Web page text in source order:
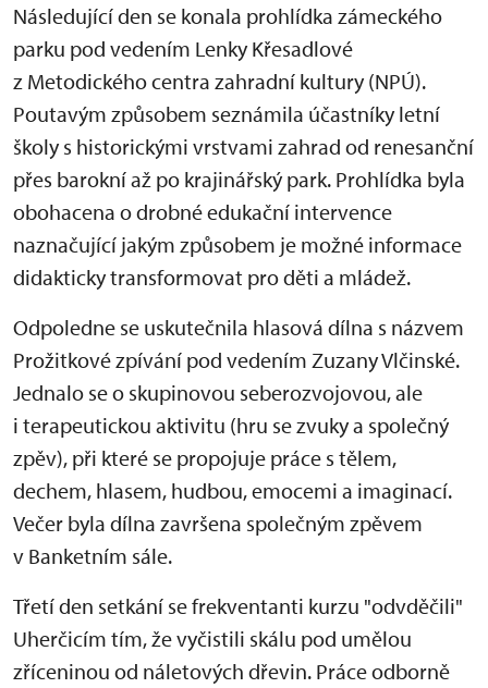
Následující den se konala prohlídka zámeckého
parku pod vedením Lenky Křesadlové
z Metodického centra zahradní kultury (NPÚ).
Poutavým způsobem seznámila účastníky letní
školy s historickými vrstvami zahrad od renesanční
přes barokní až po krajinářský park. Prohlídka byla
obohacena o drobné edukační intervence
naznačující jakým způsobem je možné informace
didakticky transformovat pro děti a mládež.
Odpoledne se uskutečnila hlasová dílna s názvem
Prožitkové zpívání pod vedením Zuzany Vlčinské.
Jednalo se o skupinovou seberozvojovou, ale
i terapeutickou aktivitu (hru se zvuky a společný
zpěv), při které se propojuje práce s tělem,
dechem, hlasem, hudbou, emocemi a imaginací.
Večer byla dílna završena společným zpěvem
v Banketním sále.
Třetí den setkání se frekventanti kurzu "odvděčili"
Uherčicím tím,že vyčistili skálu pod umělou
zříceninou od náletových dřevin. Práce odborně